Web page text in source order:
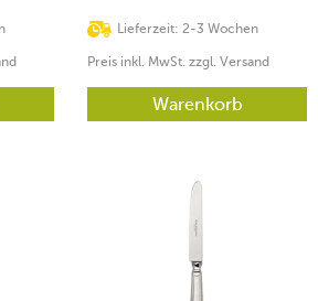
Lieferzeit: 2-3 Wochen
Preis inkl. MwSt. zzgl. Versand
Warenkorb